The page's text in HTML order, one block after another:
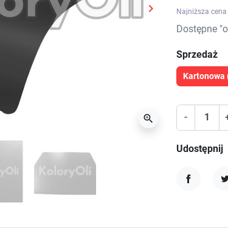
Następny


Najniższa
Dostępne
Sprzedaż
Kartonowa
-
Udostępnij